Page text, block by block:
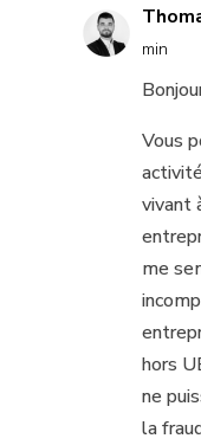
min
Vous
vivant
me
hors
ne
la